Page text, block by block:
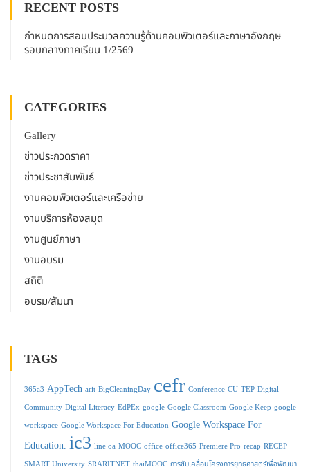
RECENT POSTS
กำหนดการสอบประมวลความรู้ด้านคอมพิวเตอร์และภาษาอังกฤษ
รอบกลางภาคเรียน 1/2569
CATEGORIES
Gallery
ข่าวประกวดราคา
ข่าวประชาสัมพันธ์
งานคอมพิวเตอร์และเครือข่าย
งานบริการห้องสมุด
งานศูนย์ภาษา
งานอบรม
สถิติ
อบรม/สัมนา
TAGS
365a3 AppTech arit BigCleaningDay cefr Conference CU-TEP Digital
Community Digital Literacy EdPEx google Google Classroom Google Keep google
workspace Google Workspace For Education Google Workspace For
Education. ic3 line oa MOOC office office365 Premiere Pro recap RECEP
SMART University SRARITNET thaiMOOC การขับเคลื่อนโครงการยุทธศาสตร์เพื่อพัฒนา